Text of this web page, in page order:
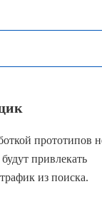
прототипов
привлекать
из поиска.